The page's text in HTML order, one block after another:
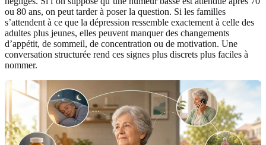
ou 80 ans, on peut tarder à poser la question. Si les familles
s’attendent à ce que la dépression ressemble exactement à celle des
adultes plus jeunes, elles peuvent manquer des changements
d’appétit, de sommeil, de concentration ou de motivation. Une
conversation structurée rend ces signes plus discrets plus faciles à
nommer.